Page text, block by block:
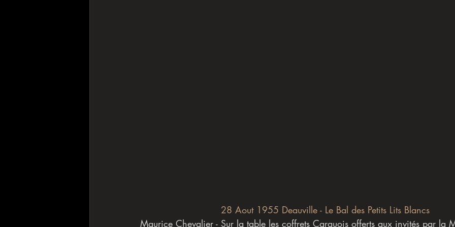
28 Aout 1955 Deauville - Le Bal des Petits Lits Blancs
Maurice Chevalier - Sur la table les coffrets Carquois offerts aux invités par la